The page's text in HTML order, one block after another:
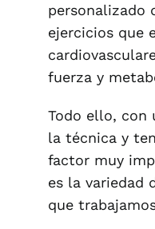
personalizado
ejercicios que
fuerza y
Todo ello,
la técnica y
factor muy
es la variedad
que